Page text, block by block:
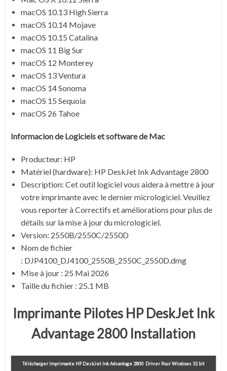
macOS 10.13 High Sierra
macOS 10.14 Mojave
macOS 10.15 Catalina
macOS 11 Big Sur
macOS 12 Monterey
macOS 13 Ventura
macOS 14 Sonoma
macOS 15 Sequoia
macOS 26 Tahoe
Informacion de Logiciels et software de Mac
Producteur: HP
Matériel (hardware): HP DeskJet Ink Advantage 2800
Description: Cet outil logiciel vous aidera à mettre à jour
votre imprimante avec le dernier micrologiciel. Veuillez
vous reporter à Correctifs et améliorations pour plus de
détails sur la mise à jour du micrologiciel.
Version: 2550B/2550C/2550D
Nom de fichier
: DJP4100_DJ4100_2550B_2550C_2550D.dmg
Mise à jour : 25 Mai 2026
Taille du fichier : 25.1 MB
Imprimante Pilotes HP DeskJet Ink
Advantage 2800 Installation
Télécharger Imprimante HP DeskJet Ink Advantage 2800 Driver Pour Windows 32 bit